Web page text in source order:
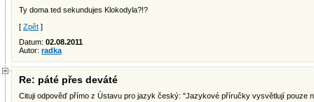
Ty doma ted sekundujes Klokodyla?!?
[ Zpět ]
Datum: 02.08.2011
Autor: radka
Re: páté přes deváté
Cituji odpověď přímo z Ústavu pro jazyk český: "Jazykové příručky vysvětlují pouze